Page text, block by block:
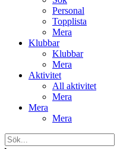
Personal
Topplista
Mera
Klubbar
Klubbar
Mera
Aktivitet
All aktivitet
Mera
Mera
Mera